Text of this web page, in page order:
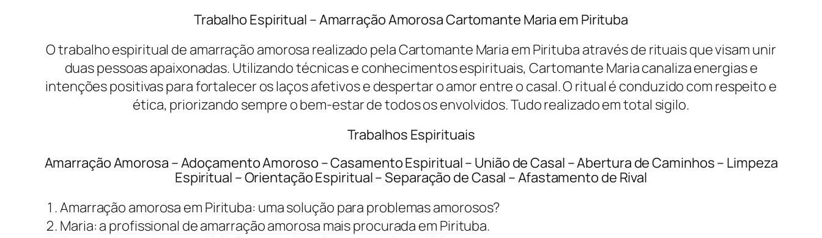
Trabalho Espiritual – Amarração Amorosa Cartomante Maria em Pirituba
O trabalho espiritual de amarração amorosa realizado pela Cartomante Maria em Pirituba através de rituais que visam unir
duas pessoas apaixonadas. Utilizando técnicas e conhecimentos espirituais, Cartomante Maria canaliza energias e
intenções positivas para fortalecer os laços afetivos e despertar o amor entre o casal. O ritual é conduzido com respeito e
ética, priorizando sempre o bem-estar de todos os envolvidos. Tudo realizado em total sigilo.
Trabalhos Espirituais
Amarração Amorosa – Adoçamento Amoroso – Casamento Espiritual – União de Casal – Abertura de Caminhos – Limpeza
Espiritual – Orientação Espiritual – Separação de Casal – Afastamento de Rival
Amarração amorosa em Pirituba: uma solução para problemas amorosos?
Maria: a profissional de amarração amorosa mais procurada em Pirituba.